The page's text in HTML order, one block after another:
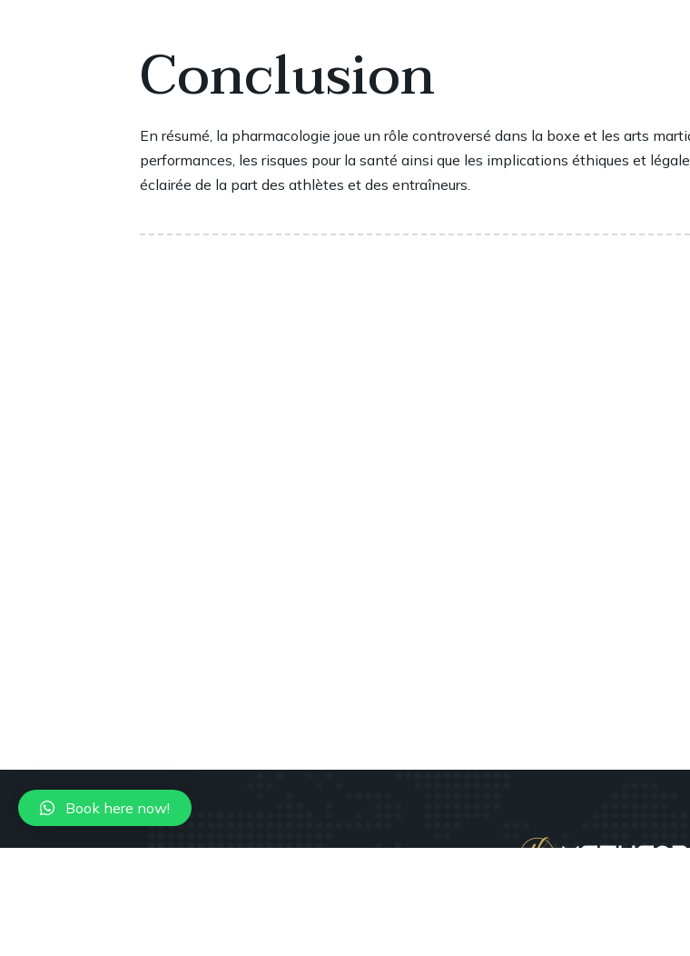
Conclusion
En résumé, la pharmacologie joue un rôle controversé dans la boxe et les arts
performances, les risques pour la santé ainsi que les implications éthiques et
éclairée de la part des athlètes et des entraîneurs.
Book here now!